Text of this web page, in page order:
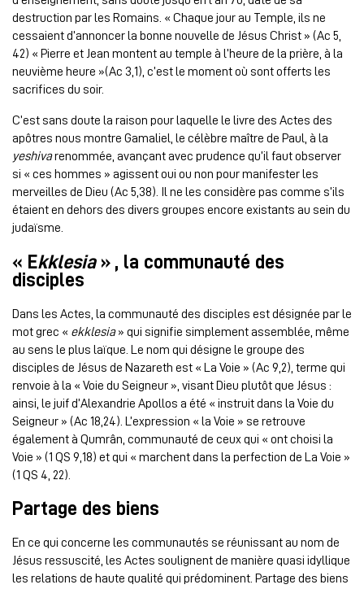
destruction par les Romains. « Chaque jour au Temple, ils ne
cessaient d’annoncer la bonne nouvelle de Jésus Christ » (Ac 5,
42) « Pierre et Jean montent au temple à l’heure de la prière, à la
neuvième heure »(Ac 3,1), c’est le moment où sont offerts les
sacrifices du soir.
C’est sans doute la raison pour laquelle le livre des Actes des
apôtres nous montre Gamaliel, le célèbre maître de Paul, à la
yeshivarenommée, avançant avec prudence qu’il faut observer
si « ces hommes » agissent oui ou non pour manifester les
merveilles de Dieu (Ac 5,38). Il ne les considère pas comme s’ils
étaient en dehors des divers groupes encore existants au sein du
judaïsme.
« Ekklesia» , la communauté des
disciples
Dans les Actes, la communauté des disciples est désignée par le
mot grec « ekklesia» qui signifie simplement assemblée, même
au sens le plus laïque. Le nom qui désigne le groupe des
disciples de Jésus de Nazareth est « La Voie » (Ac 9,2), terme qui
renvoie à la « Voie du Seigneur », visant Dieu plutôt que Jésus :
ainsi, le juif d’Alexandrie Apollos a été « instruit dans la Voie du
Seigneur » (Ac 18,24). L’expression « la Voie » se retrouve
également à Qumrân, communauté de ceux qui « ont choisi la
Voie » (1 QS 9,18) et qui « marchent dans la perfection de La Voie »
(1 QS 4, 22).
Partage des biens
En ce qui concerne les communautés se réunissant au nom de
Jésus ressuscité, les Actes soulignent de manière quasi idyllique
les relations de haute qualité qui prédominent. Partage des biens